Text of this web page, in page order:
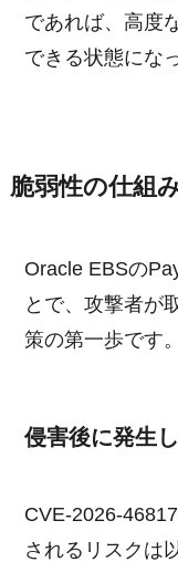
であれば、高度
できる状態にな
脆弱性の仕組
Oracle EBSの
とで、攻撃者が
策の第一歩です。
侵害後に発生
CVE-2026-
されるリスクは